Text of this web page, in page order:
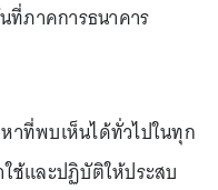
ที่ภาคการธนาคาร
าที่พบเห็นได้ทั่วไปในทุก
ช้และปฏิบัติให้ประสบ